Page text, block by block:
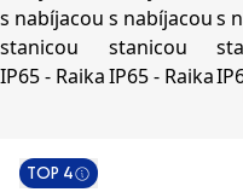
TOP 4